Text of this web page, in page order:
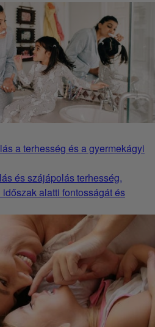
a terhesség és a gyermekágyi
és szájápolás terhesség,
alatti fontosságát és